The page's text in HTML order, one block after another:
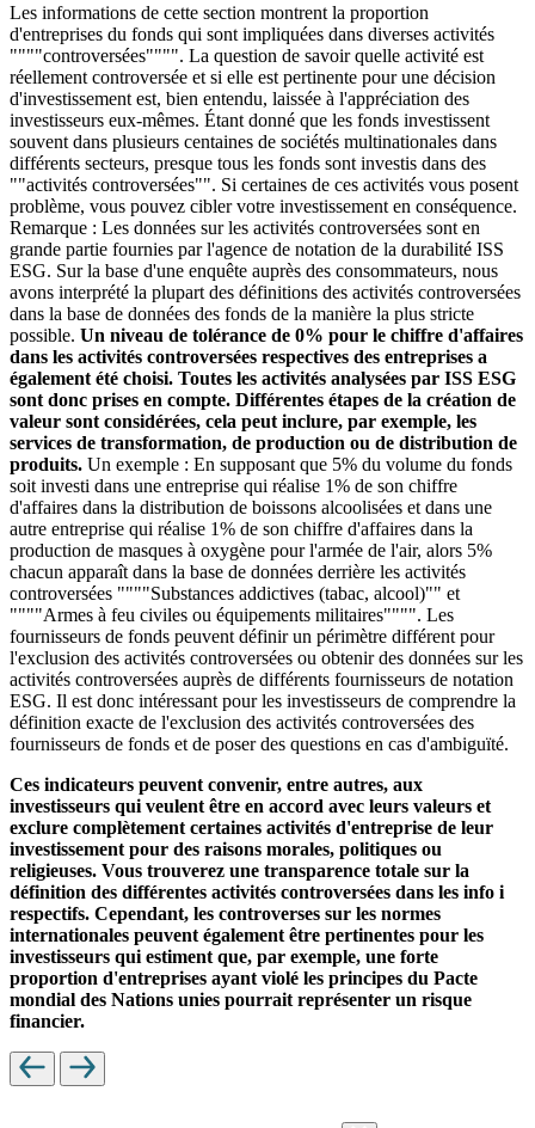
Les informations de cette section montrent la proportion
d'entreprises du fonds qui sont impliquées dans diverses activités
""""controversées"""". La question de savoir quelle activité est
réellement controversée et si elle est pertinente pour une décision
d'investissement est, bien entendu, laissée à l'appréciation des
investisseurs eux-mêmes. Étant donné que les fonds investissent
souvent dans plusieurs centaines de sociétés multinationales dans
différents secteurs, presque tous les fonds sont investis dans des
""activités controversées"". Si certaines de ces activités vous posent
problème, vous pouvez cibler votre investissement en conséquence.
Remarque : Les données sur les activités controversées sont en
grande partie fournies par l'agence de notation de la durabilité ISS
ESG. Sur la base d'une enquête auprès des consommateurs, nous
avons interprété la plupart des définitions des activités controversées
dans la base de données des fonds de la manière la plus stricte
possible. Un niveau de tolérance de 0% pour le chiffre d'affaires
dans les activités controversées respectives des entreprises a
également été choisi. Toutes les activités analysées par ISS ESG
sont donc prises en compte. Différentes étapes de la création de
valeur sont considérées, cela peut inclure, par exemple, les
services de transformation, de production ou de distribution de
produits. Un exemple : En supposant que 5% du volume du fonds
soit investi dans une entreprise qui réalise 1% de son chiffre
d'affaires dans la distribution de boissons alcoolisées et dans une
autre entreprise qui réalise 1% de son chiffre d'affaires dans la
production de masques à oxygène pour l'armée de l'air, alors 5%
chacun apparaît dans la base de données derrière les activités
controversées """"Substances addictives (tabac, alcool)"" et
""""Armes à feu civiles ou équipements militaires"""". Les
fournisseurs de fonds peuvent définir un périmètre différent pour
l'exclusion des activités controversées ou obtenir des données sur les
activités controversées auprès de différents fournisseurs de notation
ESG. Il est donc intéressant pour les investisseurs de comprendre la
définition exacte de l'exclusion des activités controversées des
fournisseurs de fonds et de poser des questions en cas d'ambiguïté.
Ces indicateurs peuvent convenir, entre autres, aux
investisseurs qui veulent être en accord avec leurs valeurs et
exclure complètement certaines activités d'entreprise de leur
investissement pour des raisons morales, politiques ou
religieuses. Vous trouverez une transparence totale sur la
définition des différentes activités controversées dans les info i
respectifs. Cependant, les controverses sur les normes
internationales peuvent également être pertinentes pour les
investisseurs qui estiment que, par exemple, une forte
proportion d'entreprises ayant violé les principes du Pacte
mondial des Nations unies pourrait représenter un risque
financier.